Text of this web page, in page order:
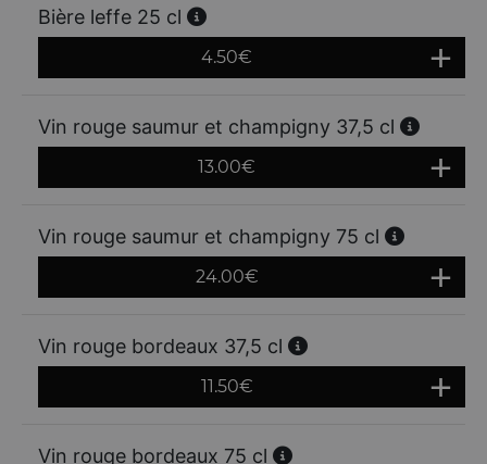
Bière leffe 25 cl
4.50€
Vin rouge saumur et champigny 37,5 cl
13.00€
Vin rouge saumur et champigny 75 cl
24.00€
Vin rouge bordeaux 37,5 cl
11.50€
Vin rouge bordeaux 75 cl